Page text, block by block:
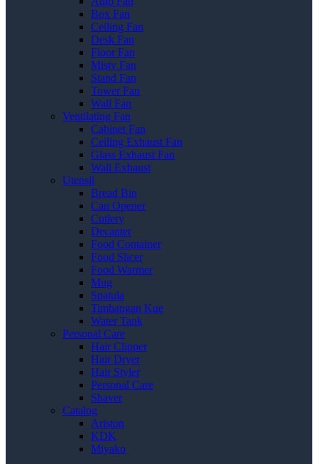
Box Fan
Ceiling Fan
Desk Fan
Floor Fan
Misty Fan
Stand Fan
Tower Fan
Wall Fan
Ventilating Fan
Cabinet Fan
Ceiling Exhaust Fan
Glass Exhaust Fan
Wall Exhaust
Utensil
Bread Bin
Can Opener
Cutlery
Decanter
Food Container
Food Slicer
Food Warmer
Mug
Spatula
Timbangan Kue
Water Tank
Personal Care
Hair Clipper
Hair Dryer
Hair Styler
Personal Care
Shaver
Catalog
Ariston
KDK
Miyako